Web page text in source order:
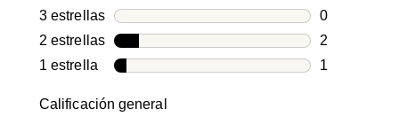
3 reseñas
3 estrellasestrellas
0
0 reseñas
2 estrellasestrellas
2
2 reseñas
1 estrellaestrellas
1
Calificación general